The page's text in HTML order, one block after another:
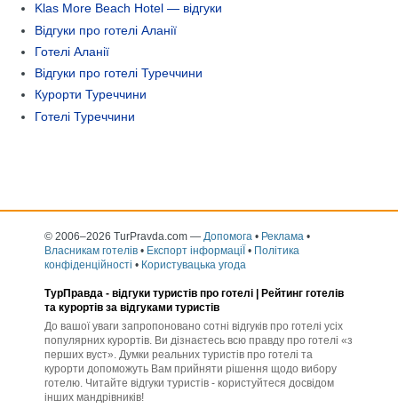
Klas More Beach Hotel — відгуки
Відгуки про готелі Аланії
Готелі Аланії
Відгуки про готелі Туреччини
Курорти Туреччини
Готелі Туреччини
© 2006–2026 TurPravda.com — Допомога • Реклама •
Власникам готелів • Експорт інформаціЇ • Політика
конфіденційності • Користувацька угода
ТурПравда - відгуки туристів про готелі | Рейтинг готелів
та курортів за відгуками туристів
До вашої уваги запропоновано сотні відгуків про готелі усіх
популярних курортів. Ви дізнаєтесь всю правду про готелі «з
перших вуст». Думки реальних туристів про готелі та
курорти допоможуть Вам прийняти рішення щодо вибору
готелю. Читайте відгуки туристів - користуйтеся досвідом
інших мандрівників!